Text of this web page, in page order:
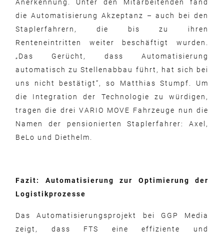
Anerkennung. Unter den Mitarbeitenden fand
die Automatisierung Akzeptanz – auch bei den
Staplerfahrern, die bis zu ihren
Renteneintritten weiter beschäftigt wurden.
„Das Gerücht, dass Automatisierung
automatisch zu Stellenabbau führt, hat sich bei
uns nicht bestätigt“, so Matthias Stumpf. Um
die Integration der Technologie zu würdigen,
tragen die drei VARIO MOVE Fahrzeuge nun die
Namen der pensionierten Staplerfahrer: Axel,
BeLo und Diethelm.
Fazit: Automatisierung zur Optimierung der
Logistikprozesse
Das Automatisierungsprojekt bei GGP Media
zeigt, dass FTS eine effiziente und